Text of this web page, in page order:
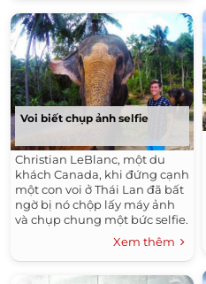
Voi biết chụp ảnh selfie
Christian LeBlanc, một du
khách Canada, khi đứng cạnh
một con voi ở Thái Lan đã bất
ngờ bị nó chộp lấy máy ảnh
và chụp chung một bức selfie.
Xem thêm